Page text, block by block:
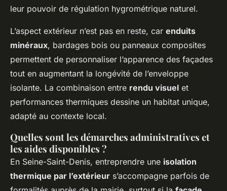
leur pouvoir de régulation hygrométrique naturel.
L’aspect extérieur n’est pas en reste, car enduits
minéraux, bardages bois ou panneaux composites
permettent de personnaliser l’apparence des façades
tout en augmentant la longévité de l’enveloppe
isolante. La combinaison entre rendu visuel et
performances thermiques dessine un habitat unique,
adapté au contexte local.
Quelles sont les démarches administratives et
les aides disponibles ?
En Seine-Saint-Denis, entreprendre une isolation
thermique par l’extérieur s’accompagne parfois de